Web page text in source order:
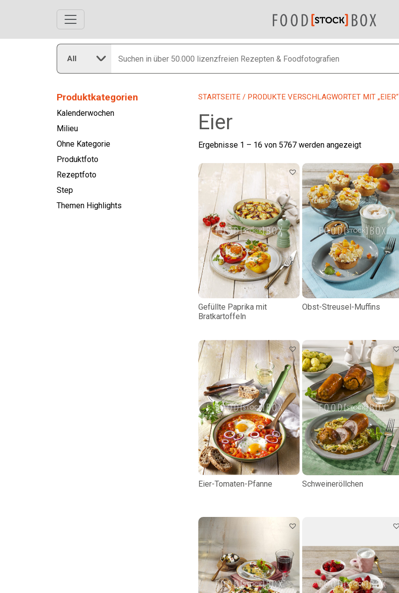
All
Produktkategorien
Kalenderwochen
Milieu
Ohne Kategorie
Produktfoto
Rezeptfoto
Step
Themen Highlights
STARTSEITE / PRODUKTE VERSCHLAGWORTET MIT „EIER“
Eier
Ergebnisse 1 – 16 von 5767 werden angezeigtNach
sortiert
Gefüllte Paprika mit
Bratkartoffeln
Obst-Streusel-Muffins
Eier-Tomaten-Pfanne Schweineröllchen